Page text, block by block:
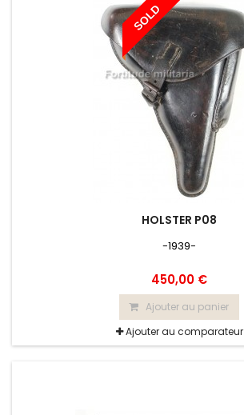
SOLD
HOLSTER P08
-1939-
450,00 €
Ajouter au panier
Ajouter au comparateur